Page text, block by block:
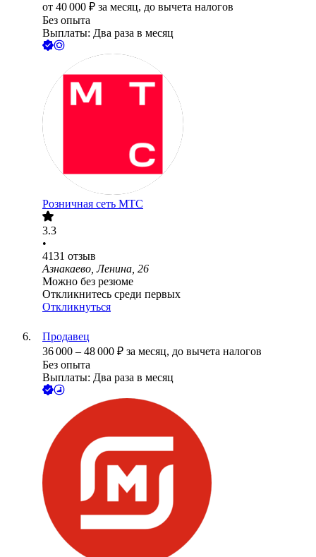
от 40 000 ₽ за месяц, до вычета налогов
Без опыта
Выплаты: Два раза в месяц
Розничная сеть МТС
3.3
•
4131 отзыв
Азнакаево, Ленина, 26
Можно без резюме
Откликнитесь среди первых
Откликнуться
Продавец
36 000 – 48 000 ₽ за месяц, до вычета налогов
Без опыта
Выплаты: Два раза в месяц